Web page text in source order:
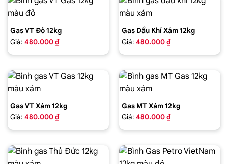
Gas VT Đỏ 12kg
Giá: 480.000 ₫
Gas Dầu Khí Xám 12kg
Giá: 480.000 ₫
Gas VT Xám 12kg
Giá: 480.000 ₫
Gas MT Xám 12kg
Giá: 480.000 ₫